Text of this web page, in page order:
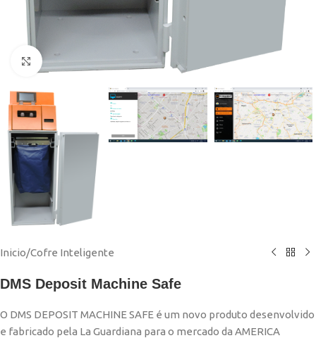
Click to enlarge
Inicio/Cofre Inteligente
DMS Deposit Machine Safe
O DMS DEPOSIT MACHINE SAFE é um novo produto desenvolvido
e fabricado pela La Guardiana para o mercado da AMERICA